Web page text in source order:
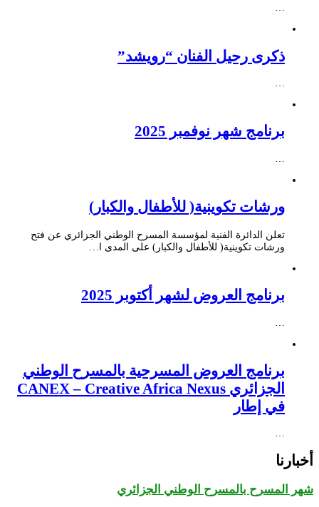
…
ذكرى رحيل الفنان “رويشد”
…
برنامج شهر نوفمبر 2025
ورشات تكوينية( للأطفال والكبار)
تعلن الدائرة الفنية لمؤسسة المسرح الوطني الجزائري عن فتح
ورشات تكوينية( للأطفال والكبار) على المدى ا…
برنامج العروض لشهر أكتوبر 2025
برنامج العروض المسرحية بالمسرح الوطني
الجزائري CANEX – Creative Africa Nexus
في إطار
…
أخبارنا
شهر المسرح بالمسرح الوطني الجزائري